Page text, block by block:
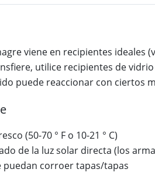
viene en recipientes ideales
utilice recipientes de
puede reaccionar con ciertos
(50-70 ° F o 10-21 ° C)
de la luz solar directa (los
puedan corroer tapas/tapas